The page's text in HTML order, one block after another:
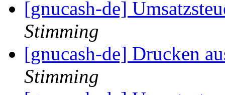
[gnucash-de]
Stimming
[gnucash-de] Drucken
Stimming